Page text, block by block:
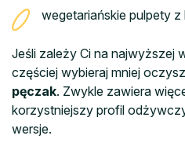
wegetariańskie pulpety
Jeśli zależy Ci na najwyższej
częściej wybieraj mniej
pęczak. Zwykle zawiera
korzystniejszy profil
wersje.